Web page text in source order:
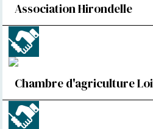
Association Hirondelle
Chambre d'agriculture